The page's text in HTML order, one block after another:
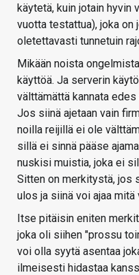
käytetä, kuin jotain hyvin
vuotta testattua), joka
oletettavasti tunnetuin
Mikään noista
käyttöä. Ja serverin
välttämättä kannata
Jos siinä ajetaan vain
noilla reijillä ei ole
sillä ei sinnä pääse
nuskisi muistia, joka ei
Sitten on merkitystä, jos
ulos ja siinä voi ajaa mitä
Itse pitäisin eniten
joka oli siihen "prossu
voi olla syytä asentaa
ilmeisesti hidastaa